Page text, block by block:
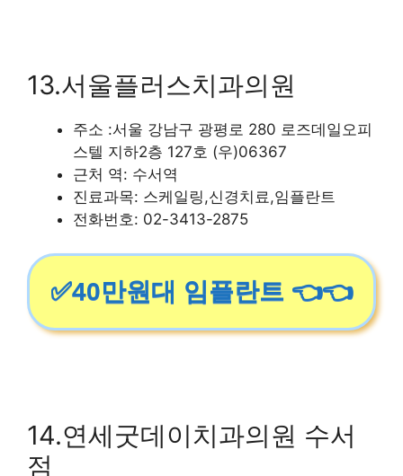
13.서울플러스치과의원
주소 :서울 강남구 광평로 280 로즈데일오피
스텔 지하2층 127호 (우)06367
근처 역: 수서역
진료과목: 스케일링,신경치료,임플란트
전화번호: 02-3413-2875
✅40만원대 임플란트 👈👈
14.연세굿데이치과의원 수서
점